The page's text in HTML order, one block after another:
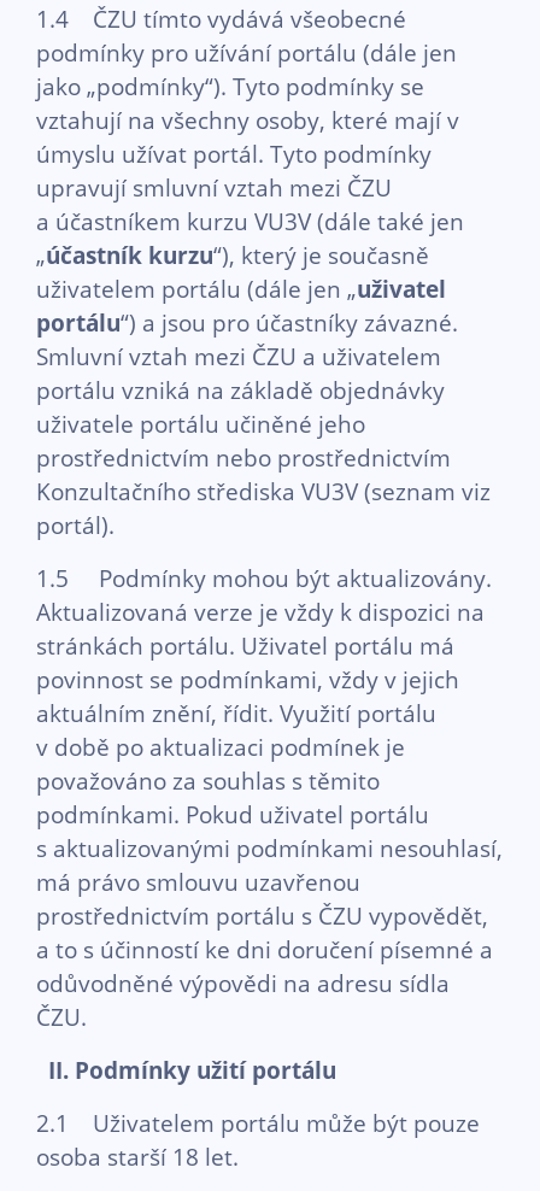
1.4 ČZU tímto vydává všeobecné
podmínky pro užívání portálu (dále jen
jako „podmínky“). Tyto podmínky se
vztahují na všechny osoby, které mají v
úmyslu užívat portál. Tyto podmínky
upravují smluvní vztah mezi ČZU
a účastníkem kurzu VU3V (dále také jen
„účastník kurzu“), který je současně
uživatelem portálu (dále jen „uživatel
portálu“) a jsou pro účastníky závazné.
Smluvní vztah mezi ČZU a uživatelem
portálu vzniká na základě objednávky
uživatele portálu učiněné jeho
prostřednictvím nebo prostřednictvím
Konzultačního střediska VU3V (seznam viz
portál).
1.5 Podmínky mohou být aktualizovány.
Aktualizovaná verze je vždy k dispozici na
stránkách portálu. Uživatel portálu má
povinnost se podmínkami, vždy v jejich
aktuálním znění, řídit. Využití portálu
v době po aktualizaci podmínek je
považováno za souhlas s těmito
podmínkami. Pokud uživatel portálu
s aktualizovanými podmínkami nesouhlasí,
má právo smlouvu uzavřenou
prostřednictvím portálu s ČZU vypovědět,
a to s účinností ke dni doručení písemné a
odůvodněné výpovědi na adresu sídla
ČZU.
II. Podmínky užití portálu
2.1 Uživatelem portálu může být pouze
osoba starší 18 let.